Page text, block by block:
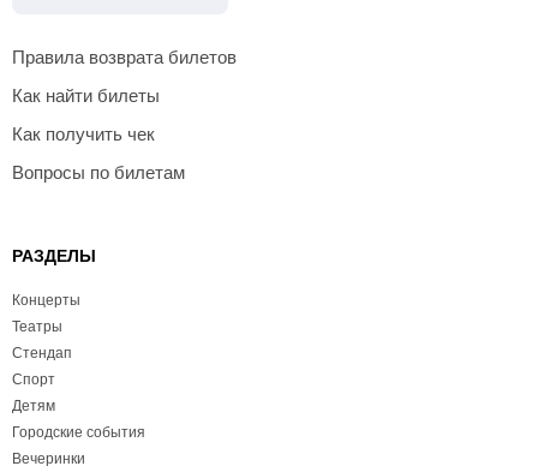
Правила возврата билетов
Как найти билеты
Как получить чек
Вопросы по билетам
РАЗДЕЛЫ
Концерты
Театры
Стендап
Спорт
Детям
Городские события
Вечеринки